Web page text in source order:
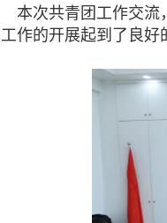
次共青团工作交流，
作的开展起到了良好